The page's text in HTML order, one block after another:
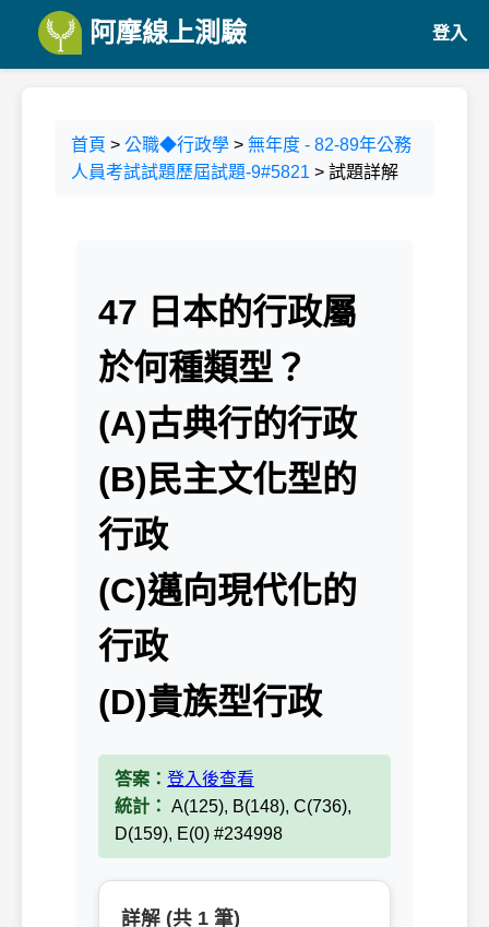
阿摩線上測驗 登入
首頁 > 公職◆行政學 > 無年度 - 82-89年公務
人員考試試題歷屆試題-9#5821 > 試題詳解
47 日本的行政屬
於何種類型？
(A)古典行的行政
(B)民主文化型的
行政
(C)邁向現代化的
行政
(D)貴族型行政
答案： 登入後查看
統計： A(125), B(148), C(736),
D(159), E(0) #234998
詳解 (共 1 筆)